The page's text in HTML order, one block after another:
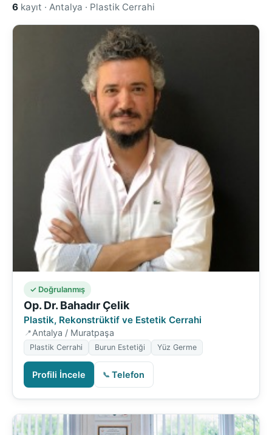
6 kayıt · Antalya · Plastik Cerrahi
✓ Doğrulanmış
Op. Dr. Bahadır Çelik
Plastik, Rekonstrüktif ve Estetik Cerrahi
Antalya / Muratpaşa
Plastik Cerrahi Burun Estetiği Yüz Germe
Profili İncele Telefon